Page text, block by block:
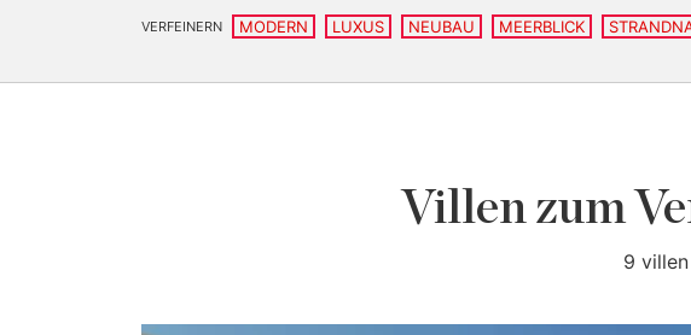
VERFEINERN MODERN LUXUS NEUBAU MEERBLICK
Villen zum
9